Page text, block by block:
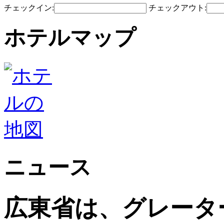
チェックイン: チェックアウト:
ホテルマップ
ニュース
広東省は、グレー